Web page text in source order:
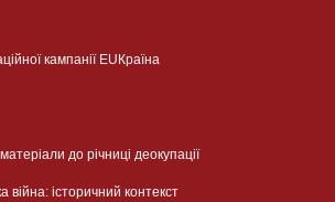
кампанії EUКраїна
до річниці деокупації
війна: історичний контекст